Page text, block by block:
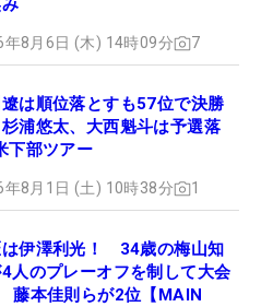
年8月6日 (木) 14時09分 7
は順位落とすも57位で決勝
浦悠太、大西魁斗は予選落
下部ツアー
年8月1日 (土) 10時38分 1
は伊澤利光！ 34歳の梅山知
人のプレーオフを制して大会
本佳則らが2位【MAIN